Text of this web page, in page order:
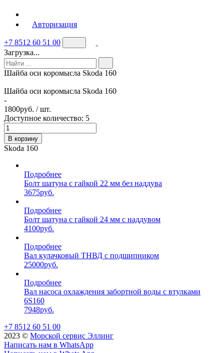
Авторизация
+7 8512 60 51 00
Загрузка...
Шайба оси коромысла Skoda 160
Шайба оси коромысла Skoda 160
-
1800руб. / шт.
Доступное количество: 5
В корзину
Skoda 160
Подробнее
Болт шатуна с гайкой 22 мм без наддува
3675руб.
Подробнее
Болт шатуна с гайкой 24 мм с наддувом
4100руб.
Подробнее
Вал кулачковый ТНВД с подшипником
25000руб.
Подробнее
Вал насоса охлаждения забортной воды с втулками
6S160
7948руб.
+7 8512 60 51 00
2023 ©️ Морской сервис Эллинг
Написать нам в WhatsApp